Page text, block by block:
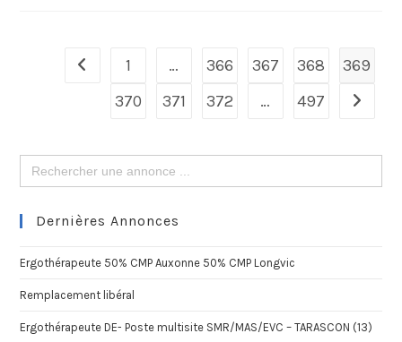
1 … 366 367 368
369
370
371 372 … 497
Search
for:
Dernières Annonces
Ergothérapeute 50% CMP Auxonne 50% CMP Longvic
Remplacement libéral
Ergothérapeute DE- Poste multisite SMR/MAS/EVC – TARASCON (13)